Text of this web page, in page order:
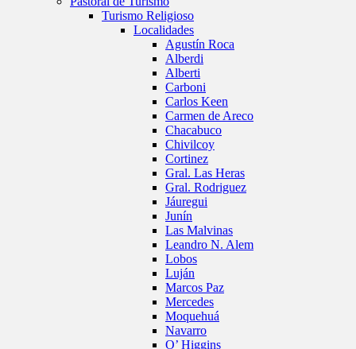
Turismo Religioso
Localidades
Agustín Roca
Alberdi
Alberti
Carboni
Carlos Keen
Carmen de Areco
Chacabuco
Chivilcoy
Cortinez
Gral. Las Heras
Gral. Rodriguez
Jáuregui
Junín
Las Malvinas
Leandro N. Alem
Lobos
Luján
Marcos Paz
Mercedes
Moquehuá
Navarro
O’ Higgins